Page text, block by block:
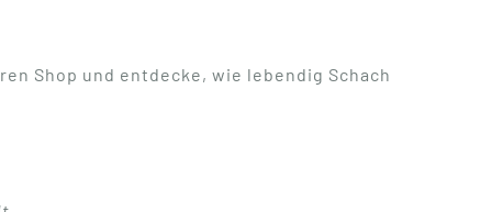
Shop und entdecke, wie lebendig Schach